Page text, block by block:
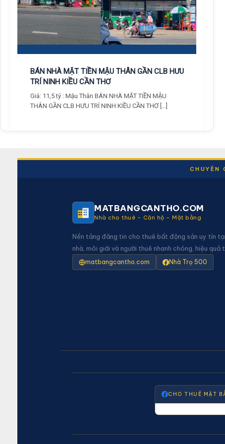
BÁN NHÀ MẶT TIỀN MẬU THÂN GẦN CLB HƯU
TRÍ NINH KIỀU CẦN THƠ
Giá: 11,5 tỷ : Mậu Thân BÁN NHÀ MẶT TIỀN MẬU
THÂN GẦN CLB HƯU TRÍ NINH KIỀU CẦN THƠ […]
CHUYÊN
MATBANGCANTHO.COM
Nhà cho thuê – Căn hộ – Mặt bằng
Nền tảng đăng tin cho thuê bất động sản uy tín
nhà, môi giới và người thuê nhanh chóng, hiệu quả
matbangcantho.com Nhà Trọ 500
CHO THUÊ MẶT